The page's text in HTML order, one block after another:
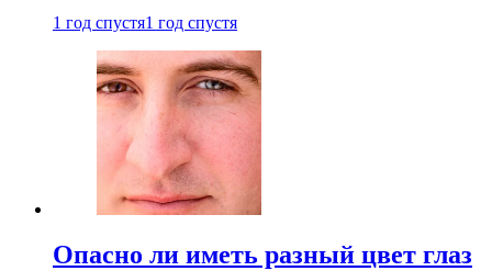
1 год спустя1 год спустя
Опасно ли иметь разный цвет глаз